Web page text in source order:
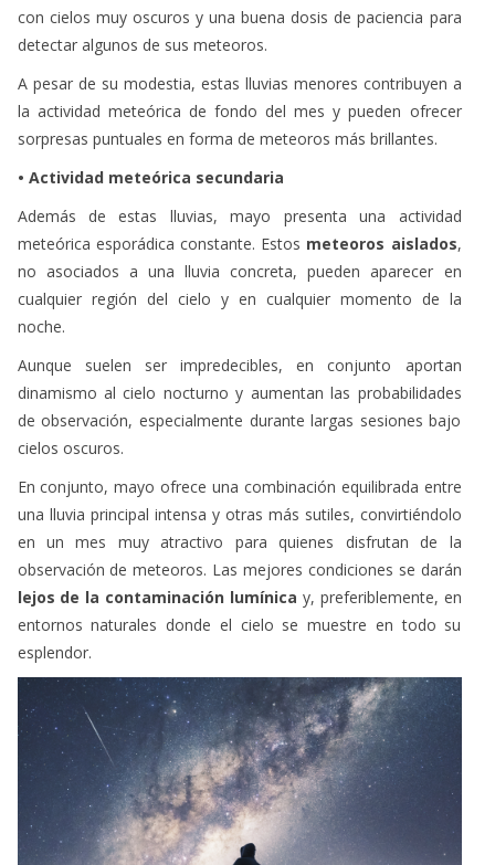
con cielos muy oscuros y una buena dosis de paciencia para
detectar algunos de sus meteoros.
A pesar de su modestia, estas lluvias menores contribuyen a
la actividad meteórica de fondo del mes y pueden ofrecer
sorpresas puntuales en forma de meteoros más brillantes.
• Actividad meteórica secundaria
Además de estas lluvias, mayo presenta una actividad
meteórica esporádica constante. Estos meteoros aislados,
no asociados a una lluvia concreta, pueden aparecer en
cualquier región del cielo y en cualquier momento de la
noche.
Aunque suelen ser impredecibles, en conjunto aportan
dinamismo al cielo nocturno y aumentan las probabilidades
de observación, especialmente durante largas sesiones bajo
cielos oscuros.
En conjunto, mayo ofrece una combinación equilibrada entre
una lluvia principal intensa y otras más sutiles, convirtiéndolo
en un mes muy atractivo para quienes disfrutan de la
observación de meteoros. Las mejores condiciones se darán
lejos de la contaminación lumínica y, preferiblemente, en
entornos naturales donde el cielo se muestre en todo su
esplendor.